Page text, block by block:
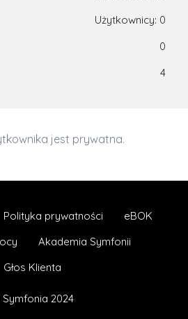
Użytkownicy: 0
0
4
jest prywatna.
Polityka prywatności
eBOK
Akademia Symfonii
Głos Klienta
2024